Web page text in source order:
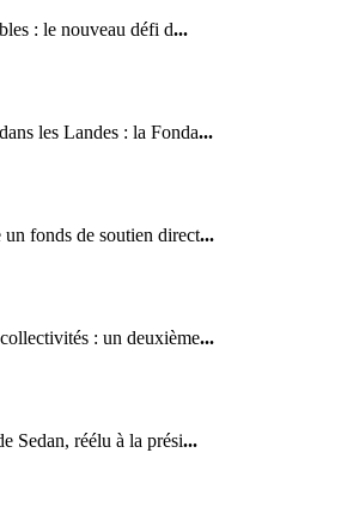
: le nouveau défi d...
les Landes : la Fonda...
fonds de soutien direct...
: un deuxième...
Sedan, réélu à la prési...